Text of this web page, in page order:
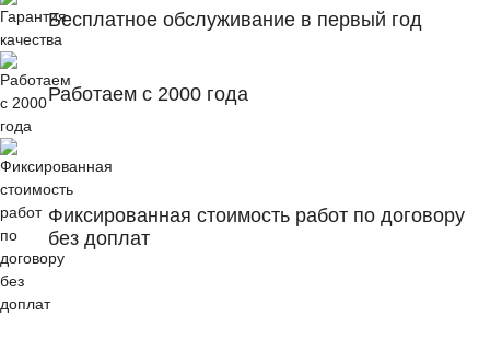
Бесплатное обслуживание в первый год
Работаем с 2000 года
Фиксированная стоимость работ по договору
без доплат